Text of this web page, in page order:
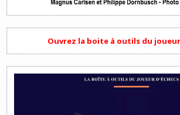
Ouvrez la boite à outils du